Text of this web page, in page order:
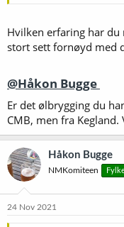
Hvilken erfaring har du
stort sett fornøyd med
@Håkon Bugge
Er det ølbrygging du
CMB, men fra
Håkon Bugge
NMKomiteen
24 Nov 2021